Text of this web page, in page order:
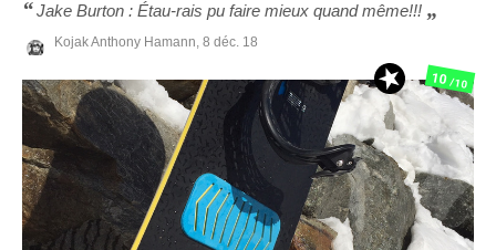
Jake Burton : Étau-rais pu faire mieux quand même!!!
Kojak Anthony Hamann, 8 déc. 18
10/10